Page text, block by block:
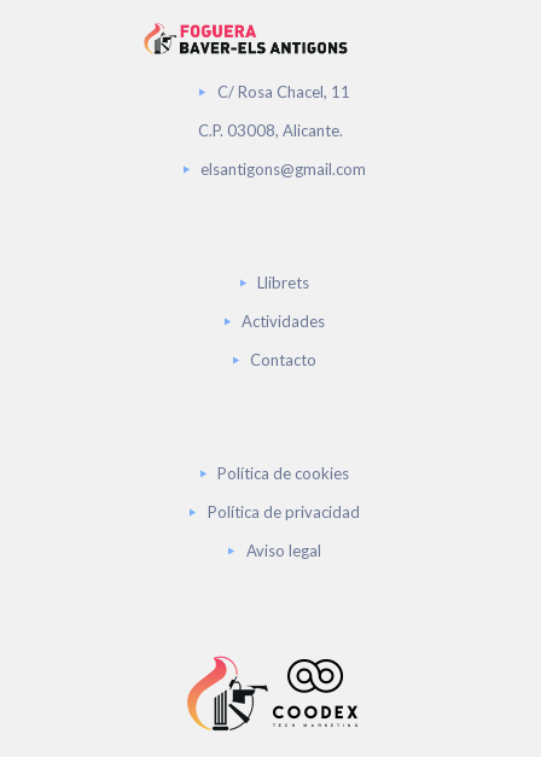
C/ Rosa Chacel, 11
C.P. 03008, Alicante.
elsantigons@gmail.com
Llibrets
Actividades
Contacto
Política de cookies
Política de privacidad
Aviso legal